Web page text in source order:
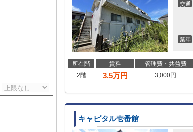
交通
築年
所在階 賃料 管理費・共益費
2階
3.5万円 3,000円
キャピタル壱番館